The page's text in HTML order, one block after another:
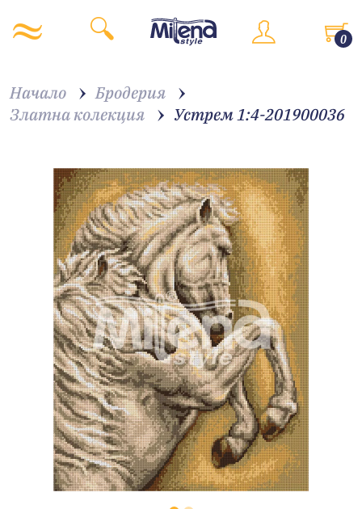
0
Начало
Бродерия
Златна колекция
Устрем 1:4-201900036